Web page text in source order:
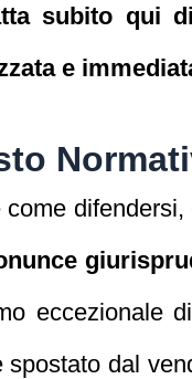
subito qui
e
come
eccezionale
spostato dal